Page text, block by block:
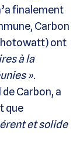
finalement
Carbon
ont
à la
».
Carbon, a
que
et solide